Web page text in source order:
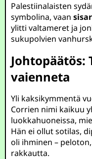
Palestiinalaisten
symbolina, vaan
ylitti valtameret ja
sukupolvien
Johtopäätös:
vaienneta
Yli kaksikymmentä
Corrien nimi kaikuu
luokkahuoneissa,
Hän ei ollut sotilas,
oli ihminen –
rakkautta.